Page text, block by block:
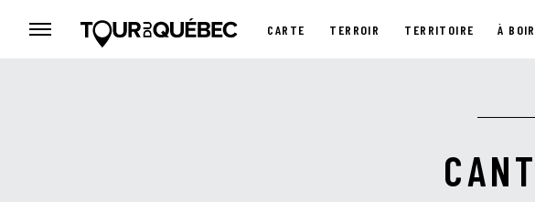
CARTE TERROIR TERRITOIRE À